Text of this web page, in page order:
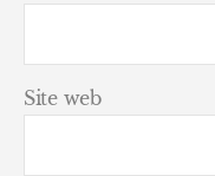
Site web